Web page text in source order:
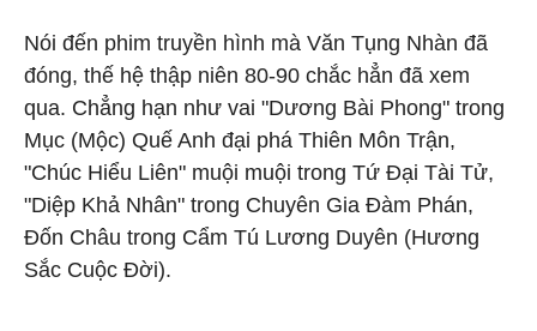
Nói đến phim truyền hình mà Văn Tụng Nhàn đã
đóng, thế hệ thập niên 80-90 chắc hẳn đã xem
qua. Chẳng hạn như vai "Dương Bài Phong" trong
Mục (Mộc) Quế Anh đại phá Thiên Môn Trận,
"Chúc Hiểu Liên" muội muội trong Tứ Đại Tài Tử,
"Diệp Khả Nhân" trong Chuyên Gia Đàm Phán,
Đốn Châu trong Cẩm Tú Lương Duyên (Hương
Sắc Cuộc Đời).